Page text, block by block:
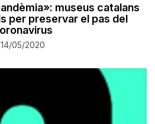
museus catalans
per preservar el pas del
14/05/2020